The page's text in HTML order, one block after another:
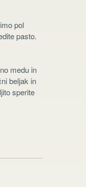
pol
pasto.
medu in
beljak in
sperite